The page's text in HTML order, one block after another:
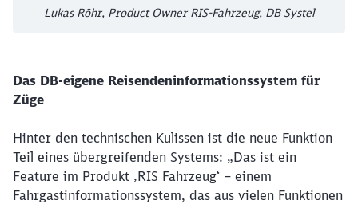
Lukas Röhr, Product Owner RIS-Fahrzeug, DB Systel
Das DB-eigene Reisendeninformationssystem für
Züge
Hinter den technischen Kulissen ist die neue Funktion
Teil eines übergreifenden Systems: „Das ist ein
Feature im Produkt ‚RIS Fahrzeug‘ – einem
Fahrgastinformationssystem, das aus vielen Funktionen